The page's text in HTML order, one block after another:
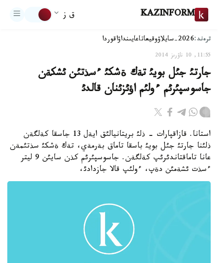
KAZINFORM ق ز
ترەند:2026-سايلاۋ وقيعاتاعايىنداۋاقوردا
11:55, 10 ناۋرىز 2014
جارتئ جئل بويئ تةك ةشكئ ءسذتئن ئشكةن
جاسوسپئرئم ءولئم اؤئزئنان قالدئ
استانا. قازاقپارات - ذلئ بريتانيالئق ايةل 13 جاسقا كةلگةن
ذلئنا جارتئ جئل بويئ باسقا تاماق بةرمةي، تةك ةشكئ سذتئمةن
عانا تاماقتاندئرئپ كةلگةن. جاسوسپئرئم كذن سايئن 9 ليتر
ءسذت ئشةمئن دةپ، ءولئپ قالا جازدادئ،